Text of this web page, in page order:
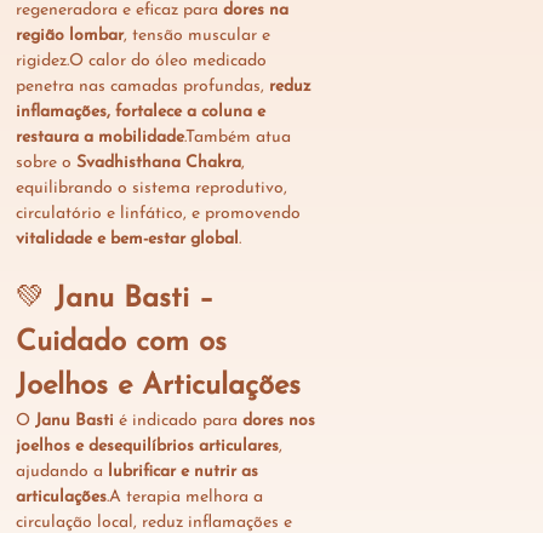
regeneradora e eficaz para dores na
região lombar, tensão muscular e
rigidez.O calor do óleo medicado
penetra nas camadas profundas, reduz
inflamações, fortalece a coluna e
restaura a mobilidade.Também atua
sobre o Svadhisthana Chakra,
equilibrando o sistema reprodutivo,
circulatório e linfático, e promovendo
vitalidade e bem-estar global .
💚 Janu Basti –
Cuidado com os
Joelhos e Articulações
O Janu Basti é indicado para dores nos
joelhos e desequilíbrios articulares,
ajudando a
lubrificar e nutrir as
articulações.A terapia melhora a
circulação local, reduz inflamações e